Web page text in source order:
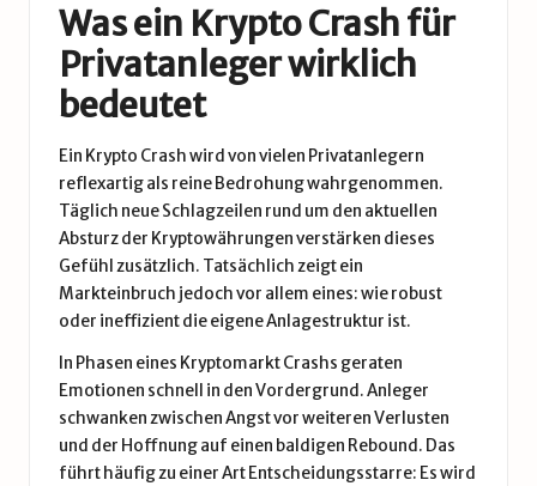
Was ein Krypto Crash für
Privatanleger wirklich
bedeutet
Ein Krypto Crash wird von vielen Privatanlegern
reflexartig als reine Bedrohung wahrgenommen.
Täglich neue Schlagzeilen rund um den aktuellen
Absturz der Kryptowährungen verstärken dieses
Gefühl zusätzlich. Tatsächlich zeigt ein
Markteinbruch jedoch vor allem eines: wie robust
oder ineffizient die eigene Anlagestruktur ist.
In Phasen eines Kryptomarkt Crashs geraten
Emotionen schnell in den Vordergrund. Anleger
schwanken zwischen Angst vor weiteren Verlusten
und der Hoffnung auf einen baldigen Rebound. Das
führt häufig zu einer Art Entscheidungsstarre: Es wird